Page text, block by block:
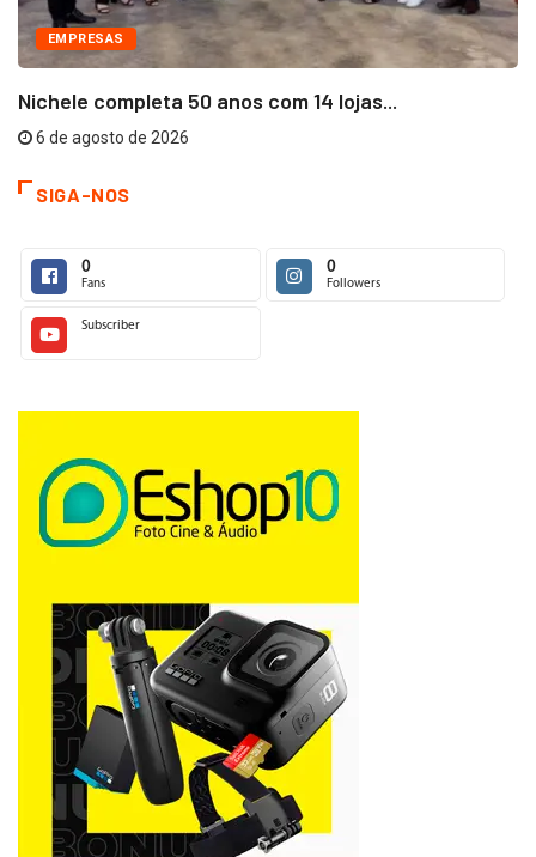
EMPRESAS
Nichele completa 50 anos com 14 lojas...
6 de agosto de 2026
SIGA-NOS
0
Fans
0
Followers
Subscriber